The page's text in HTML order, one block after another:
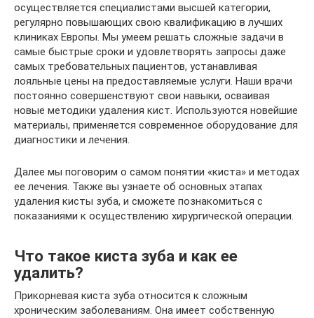
осуществляется специалистами высшей категории,
регулярно повышающих свою квалификацию в лучших
клиниках Европы. Мы умеем решать сложные задачи в
самые быстрые сроки и удовлетворять запросы даже
самых требовательных пациентов, устанавливая
лояльные цены на предоставляемые услуги. Наши врачи
постоянно совершенствуют свои навыки, осваивая
новые методики удаления кист. Используются новейшие
материалы, применяется современное оборудование для
диагностики и лечения.
Далее мы поговорим о самом понятии «киста» и методах
ее лечения. Также вы узнаете об основных этапах
удаления кисты зуба, и сможете познакомиться с
показаниями к осуществлению хирургической операции.
Что такое киста зуба и как ее
удалить?
Прикорневая киста зуба относится к сложным
хроническим заболеваниям. Она имеет собственную